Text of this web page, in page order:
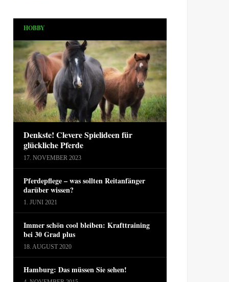
HOBBY
Denkste! Clevere Spielideen für
glückliche Pferde
17. NOVEMBER 2023
Pferdepflege – was sollten Reitanfänger
darüber wissen?
1. JUNI 2021
Immer schön cool bleiben: Krafttraining
bei 30 Grad plus
18. AUGUST 2020
Hamburg: Das müssen Sie sehen!